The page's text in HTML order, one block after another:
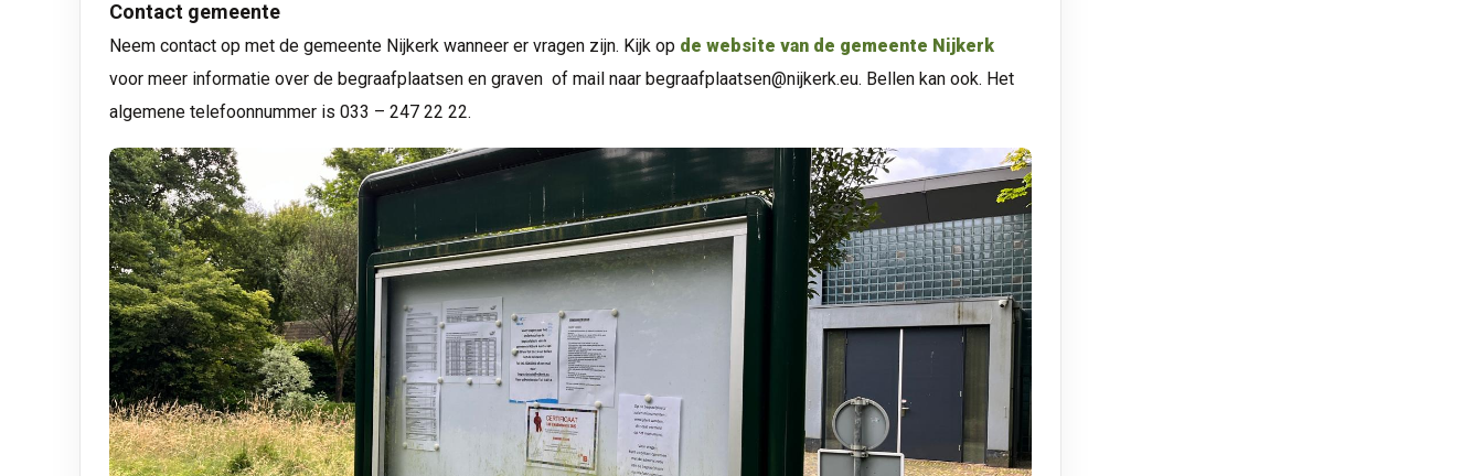
Contact gemeente
Neem contact op met de gemeente Nijkerk wanneer er vragen zijn. Kijk op de website van de gemeente Nijkerk
voor meer informatie over de begraafplaatsen en graven of mail naar begraafplaatsen@nijkerk.eu. Bellen kan ook. Het
algemene telefoonnummer is 033 – 247 22 22.